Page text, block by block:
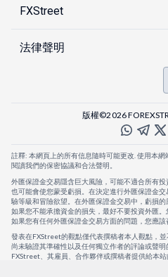
FXStreet
法律聲明
版權©2026
註釋: 本網頁上的所有信息隨時可能更改. 使用本
閱讀我們的保密協議和合法聲明。
外匯保證金交易隱含巨大風險，可能不適合所有
也可能會使您蒙受虧損。在決定進行外匯保證金
驗等級和冒險欲望。在外匯保證金交易中，虧損的
如果您不能承擔資金的損失，最好不要投資外匯。
如果您有任何外匯保證金交易方面的問題，您應該
發表在FXStreet的觀點僅代表撰稿者本人觀點，
尚未驗證其準確性以及任何獨立作者的評論或聲
FXStreet、其雇員、合作夥伴或撰稿者提供給本